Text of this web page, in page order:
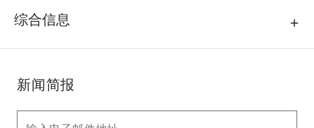
综合信息
新闻简报